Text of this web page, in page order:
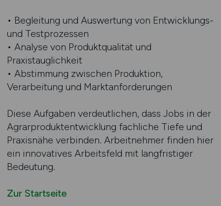
• Begleitung und Auswertung von Entwicklungs-
und Testprozessen
• Analyse von Produktqualität und
Praxistauglichkeit
• Abstimmung zwischen Produktion,
Verarbeitung und Marktanforderungen
Diese Aufgaben verdeutlichen, dass Jobs in der
Agrarproduktentwicklung fachliche Tiefe und
Praxisnähe verbinden. Arbeitnehmer finden hier
ein innovatives Arbeitsfeld mit langfristiger
Bedeutung.
Zur Startseite